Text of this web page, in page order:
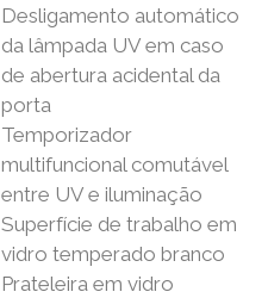
Desligamento automático
da lâmpada UV em caso
de abertura acidental da
porta
Temporizador
multifuncional comutável
entre UV e iluminação
Superfície de trabalho em
vidro temperado branco
Prateleira em vidro